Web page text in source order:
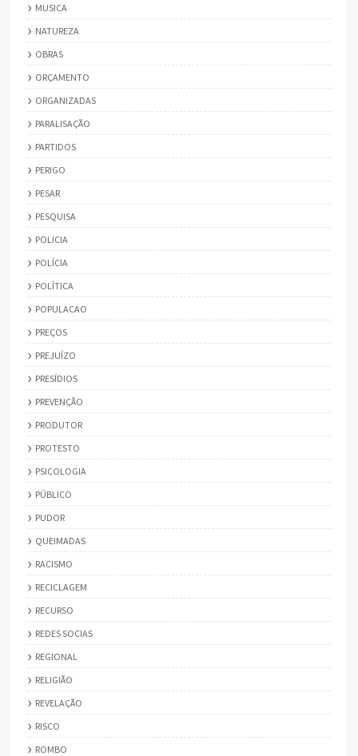
MUSICA
NATUREZA
OBRAS
ORÇAMENTO
ORGANIZADAS
PARALISAÇÃO
PARTIDOS
PERIGO
PESAR
PESQUISA
POLICIA
POLÍCIA
POLÍTICA
POPULACAO
PREÇOS
PREJUÍZO
PRESÍDIOS
PREVENÇÃO
PRODUTOR
PROTESTO
PSICOLOGIA
PÚBLICO
PUDOR
QUEIMADAS
RACISMO
RECICLAGEM
RECURSO
REDES SOCIAS
REGIONAL
RELIGIÃO
REVELAÇÃO
RISCO
ROMBO